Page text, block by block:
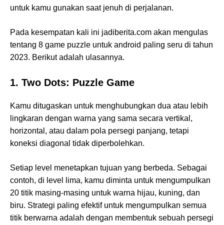
untuk kamu gunakan saat jenuh di perjalanan.
Pada kesempatan kali ini jadiberita.com akan mengulas
tentang 8 game puzzle untuk android paling seru di tahun
2023. Berikut adalah ulasannya.
1. Two Dots: Puzzle Game
Kamu ditugaskan untuk menghubungkan dua atau lebih
lingkaran dengan warna yang sama secara vertikal,
horizontal, atau dalam pola persegi panjang, tetapi
koneksi diagonal tidak diperbolehkan.
Setiap level menetapkan tujuan yang berbeda. Sebagai
contoh, di level lima, kamu diminta untuk mengumpulkan
20 titik masing-masing untuk warna hijau, kuning, dan
biru. Strategi paling efektif untuk mengumpulkan semua
titik berwarna adalah dengan membentuk sebuah persegi